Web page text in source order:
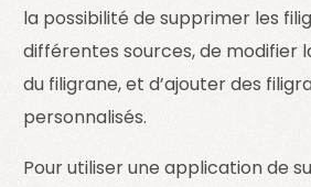
la possibilité de supprimer les
différentes sources, de modifier
du filigrane, et d’ajouter des
personnalisés.
Pour utiliser une application de